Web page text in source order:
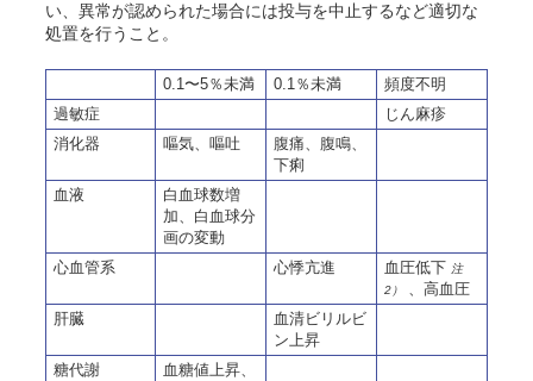
い、異常が認められた場合には投与を中止するなど適切な
処置を行うこと。
0.1〜5％未満 0.1％未満
頻度不明
過敏症
じん麻疹
消化器
嘔気、嘔吐
腹痛、腹鳴、
下痢
血液
白血球数増
加、白血球分
画の変動
心血管系
心悸亢進 血圧低下 注
2）
、高血圧
肝臓
血清ビリルビ
ン上昇
糖代謝
血糖値上昇、